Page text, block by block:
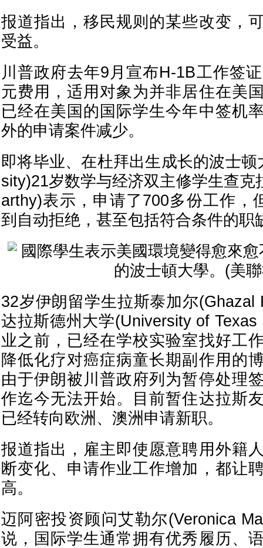
报道指出，移民规则的某些改变，
受益。
川普政府去年9月宣布H-1B工作签
元费用，适用对象为并非居住在美
已经在美国的国际学生今年中签机
外的申请案件减少。
即将毕业、在杜拜出生成长的波士
sity)21岁数学与经济双主修学生查克
arthy)表示，申请了700多份工作，
到自动拒绝，甚至包括符合条件的职
32岁伊朗留学生拉斯泰加尔(Ghazal
达拉斯德州大学(University of
业之前，已经在学校实验室找好工
降低化疗对癌症病童长期副作用的
由于伊朗被川普政府列为暂停处理
作迄今无法开始。目前暂住达拉斯
已经转向欧洲、澳洲申请新职。
报道指出，雇主即使愿意聘用外籍
断变化、申请作业工作增加，都让
高。
迈阿密投资顾问艾勒尔(Veronica
说，国际学生通常拥有优秀履历、